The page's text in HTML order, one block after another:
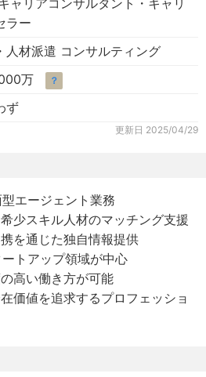
ャリアコンサルタント・キャリ
ラー
人材派遣 コンサルティング
万 ？
ず
更新日 2025/04/29
エージェント業務
少スキル人材のマッチング支援
を通じた独自情報提供
トアップ領域が中心
高い働き方が可能
価値を追求するプロフェッショ